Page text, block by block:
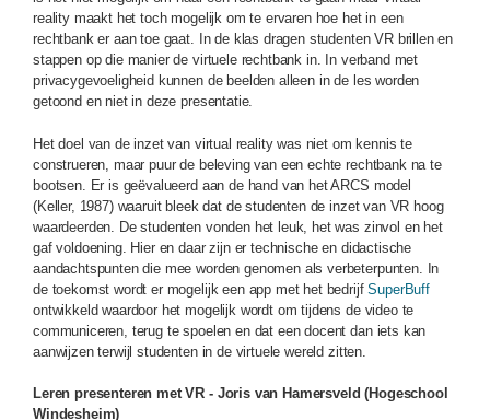
reality maakt het toch mogelijk om te ervaren hoe het in een
rechtbank er aan toe gaat. In de klas dragen studenten VR brillen en
stappen op die manier de virtuele rechtbank in. In verband met
privacygevoeligheid kunnen de beelden alleen in de les worden
getoond en niet in deze presentatie.
Het doel van de inzet van virtual reality was niet om kennis te
construeren, maar puur de beleving van een echte rechtbank na te
bootsen. Er is geëvalueerd aan de hand van het ARCS model
(Keller, 1987) waaruit bleek dat de studenten de inzet van VR hoog
waardeerden. De studenten vonden het leuk, het was zinvol en het
gaf voldoening. Hier en daar zijn er technische en didactische
aandachtspunten die mee worden genomen als verbeterpunten. In
de toekomst wordt er mogelijk een app met het bedrijfSuperBuff
ontwikkeld waardoor het mogelijk wordt om tijdens de video te
communiceren, terug te spoelen en dat een docent dan iets kan
aanwijzen terwijl studenten in de virtuele wereld zitten.
Leren presenteren met VR - Joris van Hamersveld (Hogeschool
Windesheim)